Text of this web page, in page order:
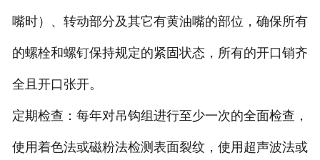
嘴时）、转动部分及其它有黄油嘴的部位，确保所有
的螺栓和螺钉保持规定的紧固状态，所有的开口销齐
全且开口张开。
定期检查：每年对吊钩组进行至少一次的全面检查，
使用着色法或磁粉法检测表面裂纹，使用超声波法或